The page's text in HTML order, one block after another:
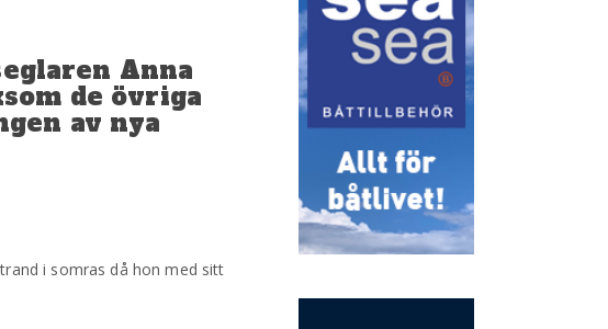
Anna
de övriga
av nya
i somras då hon med sitt